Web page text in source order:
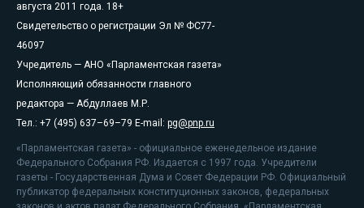
августа 2011 года. 18+
Свидетельство о регистрации Эл № ФС77-
46097
Учредитель — АНО «Парламентская газета»
Исполняющий обязанности главного
редактора — Абдуллаев М.Р.
Тел.: +7 (495) 637–69–79 E-mail: pg@pnp.ru
«Парламентская газета» - официальное еженедельное издание
Федерального Собрания РФ. Издается с 1997 года. Учредители
газеты - Государственная Дума и Совет Федерации РФ. Официальный
публикатор федеральных конституционных законов, федеральных